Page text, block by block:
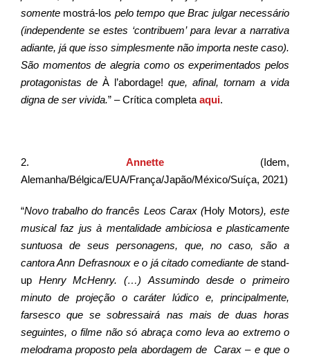
somente mostrá-los pelo tempo que Brac julgar necessário
(independente se estes ‘contribuem’ para levar a narrativa
adiante, já que isso simplesmente não importa neste caso).
São momentos de alegria como os experimentados pelos
protagonistas de À l’abordage! que, afinal, tornam a vida
digna de ser vivida.” – Crítica completa aqui.
2. Annette(Idem,
Alemanha/Bélgica/EUA/França/Japão/México/Suíça, 2021)
“Novo trabalho do francês Leos Carax (Holy Motors), este
musical faz jus à mentalidade ambiciosa e plasticamente
suntuosa de seus personagens, que, no caso, são a
cantora Ann Defrasnoux e o já citado comediante de stand-
up Henry McHenry. (…) Assumindo desde o primeiro
minuto de projeção o caráter lúdico e, principalmente,
farsesco que se sobressairá nas mais de duas horas
seguintes, o filme não só abraça como leva ao extremo o
melodrama proposto pela abordagem de Carax – e que o